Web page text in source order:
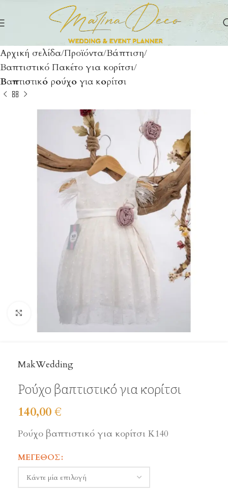
Αρχική σελίδα Προϊόντα Βάπτιση
Βαπτιστικό Πακέτο για κορίτσι
Βαπτιστικό ρούχο για κορίτσι
Click to enlarge
MakWedding
Ρούχο βαπτιστικό για κορίτσι
140,00€
Ρούχο βαπτιστικό για κορίτσι Κ140
ΜΈΓΕΘΟΣ